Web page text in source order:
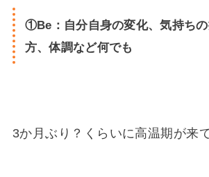
①Be：自分自身の変化、気持ちの
方、体調など何でも
3か月ぶり？くらいに高温期が来